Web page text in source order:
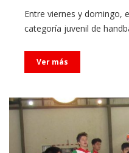
Entre viernes y domingo,
categoría juvenil de
Ver más